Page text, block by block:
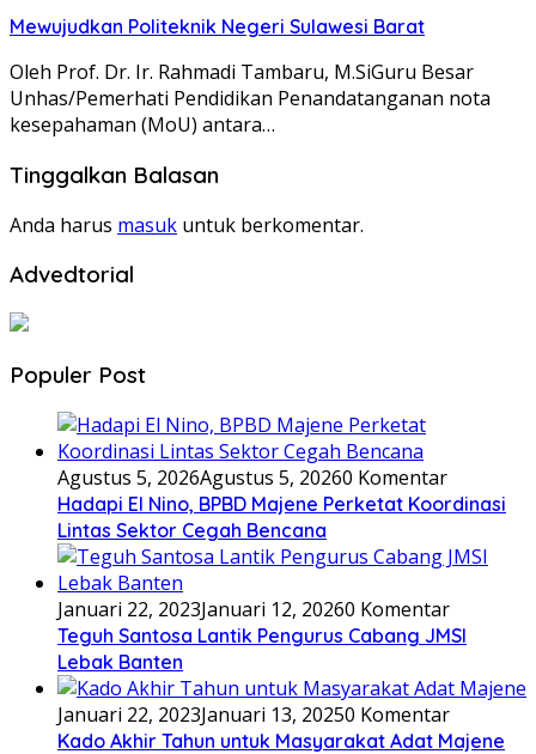
Mewujudkan Politeknik Negeri Sulawesi Barat
Oleh Prof. Dr. Ir. Rahmadi Tambaru, M.SiGuru Besar
Unhas/Pemerhati Pendidikan Penandatanganan nota
kesepahaman (MoU) antara…
Tinggalkan Balasan
Anda harus masuk untuk berkomentar.
Advedtorial
Populer Post
Agustus 5, 2026Agustus 5, 20260 Komentar
Hadapi El Nino, BPBD Majene Perketat Koordinasi
Lintas Sektor Cegah Bencana
Januari 22, 2023Januari 12, 20260 Komentar
Teguh Santosa Lantik Pengurus Cabang JMSI
Lebak Banten
Januari 22, 2023Januari 13, 20250 Komentar
Kado Akhir Tahun untuk Masyarakat Adat Majene